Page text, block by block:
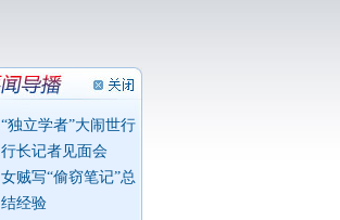
“独立学者”大闹世行
行长记者见面会
女贼写“偷窃笔记”总
结经验